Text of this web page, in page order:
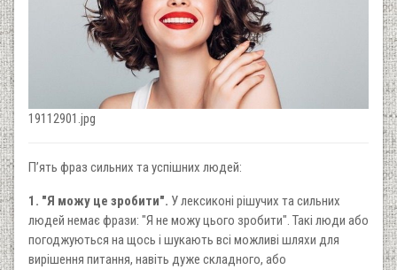
19112901.jpg
П’ять фраз сильних та успішних людей:
1. "Я можу це зробити". У лексиконі рішучих та сильних
людей немає фрази: "Я не можу цього зробити". Такі люди або
погоджуються на щось і шукають всі можливі шляхи для
вирішення питання, навіть дуже складного, або